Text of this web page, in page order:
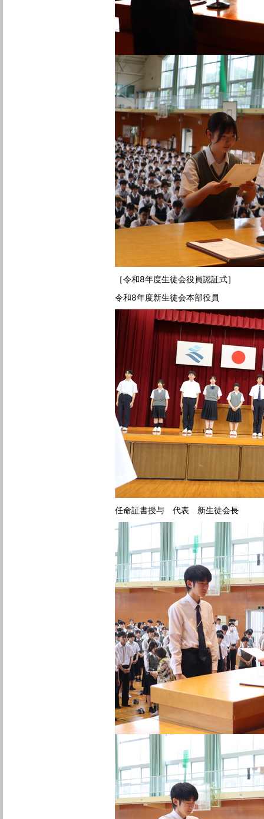
［令和8年度生徒会役員認証式］
令和8年度新生徒会本部役員
任命証書授与 代表 新生徒会長